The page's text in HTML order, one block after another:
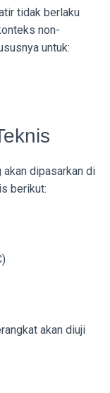
tidak berlaku
non-
untuk:
dipasarkan di
berikut:
akan diuji